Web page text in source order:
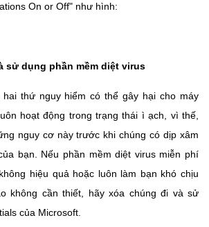
On or Off" như hình:
sử dụng phần mềm diệt virus
hai thứ nguy hiểm có thể gây hại cho máy
hoạt động trong trạng thái ì ạch, vì thế,
nguy cơ này trước khi chúng có dịp xâm
bạn. Nếu phần mềm diệt virus miễn phí
hiệu quả hoặc luôn làm bạn khó chịu
không cần thiết, hãy xóa chúng đi và sử
của Microsoft.